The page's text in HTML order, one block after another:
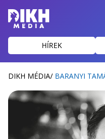
HÍREK
DIKH MÉDIA/ BARANYI